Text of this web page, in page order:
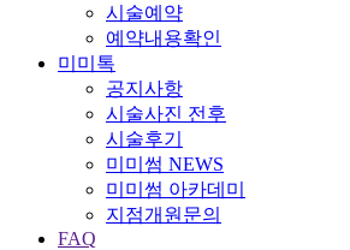
시술예약
예약내용확인
미미톡
공지사항
시술사진 전후
시술후기
미미썸 NEWS
미미썸 아카데미
지점개원문의
FAQ